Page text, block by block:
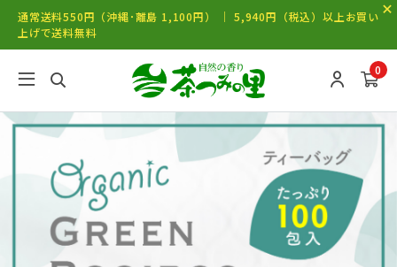
通常送料550円（沖縄･離島 1,100円） ｜ 5,940円（税込）以上お買い
上げで送料無料
0